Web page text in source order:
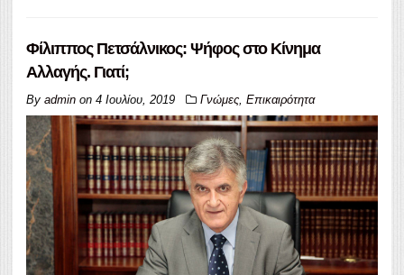
Φίλιππος Πετσάλνικος: Ψήφος στο Κίνημα
Αλλαγής. Γιατί;
By admin on 4 Ιουλίου, 2019 Γνώμες, Επικαιρότητα